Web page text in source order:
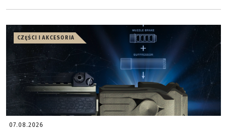
CZĘŚCI I AKCESORIA
07.08.2026